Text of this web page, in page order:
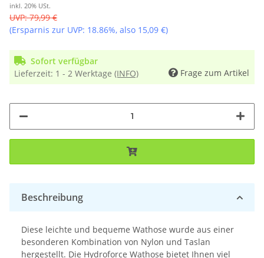
inkl. 20% USt.
UVP:79,99 €
(Ersparnis zur UVP: 18.86%, also 15,09 €)
Sofort verfügbar
Lieferzeit: 1 - 2 Werktage (INFO) Frage zum Artikel
Beschreibung
Diese leichte und bequeme Wathose wurde aus einer
besonderen Kombination von Nylon und Taslan
hergestellt. Die Hydroforce Wathose bietet Ihnen viel